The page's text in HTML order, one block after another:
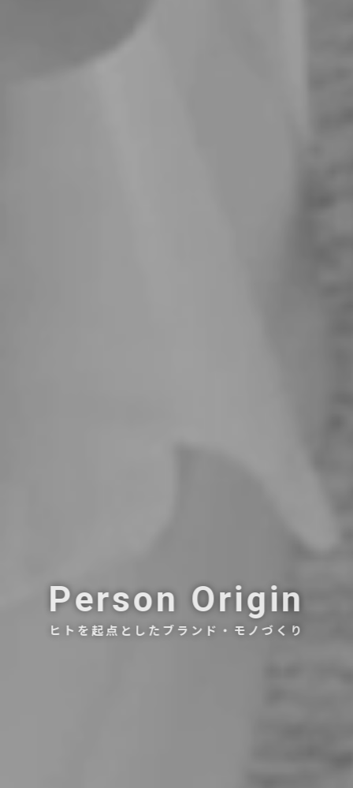
Person Origin
ヒトを起点としたブランド・モノづくり